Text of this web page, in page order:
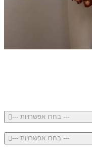
--- בחרו אפשרויות ---
--- בחרו אפשרויות ---